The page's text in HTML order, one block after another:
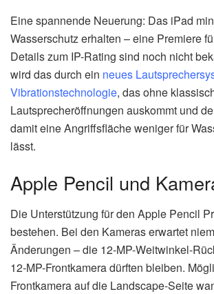
Eine spannende Neuerung: Das iPad
Wasserschutz erhalten – eine Premiere
Details zum IP-Rating sind noch nicht
wird das durch ein neues
Vibrationstechnologie, das ohne
Lautsprecheröffnungen auskommt und
damit eine Angriffsfläche weniger für
lässt.
Apple Pencil und
Die Unterstützung für den Apple Pencil
bestehen. Bei den Kameras erwartet
Änderungen – die 12-MP-Weitwinkel-
12-MP-Frontkamera dürften bleiben.
Frontkamera auf die Landscape-Seite